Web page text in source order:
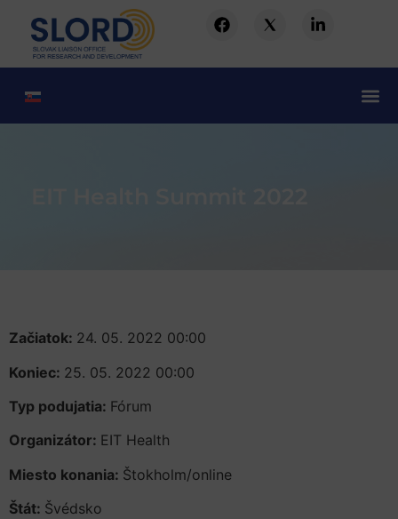
Začiatok: 24. 05. 2022 00:00
Koniec: 25. 05. 2022 00:00
Typ podujatia: Fórum
Organizátor: EIT Health
Miesto konania: Štokholm/online
Štát: Švédsko